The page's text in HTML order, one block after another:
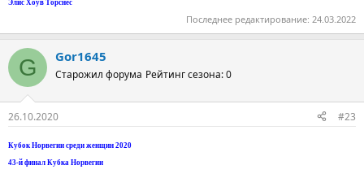
Элис Хоув Торснес
Последнее редактирование: 24.03.2022
G Gor1645
Старожил форума Рейтинг сезона: 0
26.10.2020 #23
Кубок Норвегии среди женщин 2020
43-й финал Кубка Норвегии